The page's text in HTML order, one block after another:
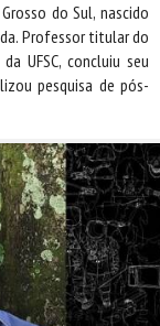
do Sul, nascido
Professor titular do
UFSC, concluiu seu
pesquisa de pós-